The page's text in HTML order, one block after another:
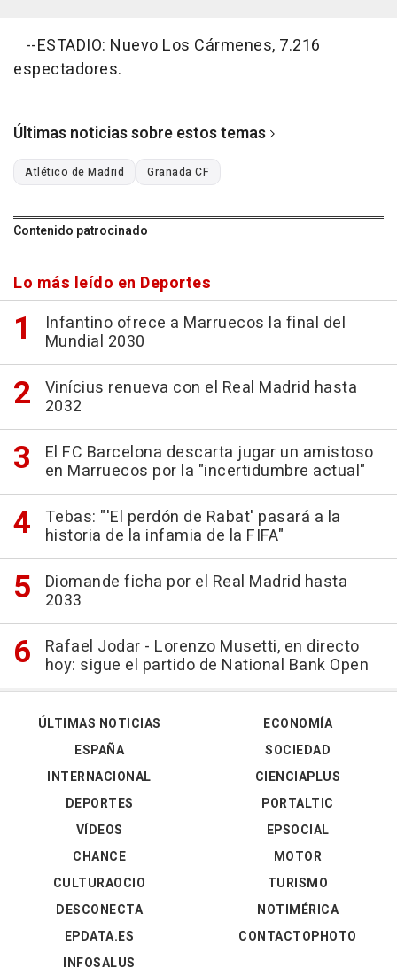
--ESTADIO: Nuevo Los Cármenes, 7.216
espectadores.
Últimas noticias sobre estos temas
Atlético de Madrid Granada CF
Contenido patrocinado
Lo más leído en Deportes
Infantino ofrece a Marruecos la final del
Mundial 2030
Vinícius renueva con el Real Madrid hasta
2032
El FC Barcelona descarta jugar un amistoso
en Marruecos por la "incertidumbre actual"
Tebas: "'El perdón de Rabat' pasará a la
historia de la infamia de la FIFA"
Diomande ficha por el Real Madrid hasta
2033
Rafael Jodar - Lorenzo Musetti, en directo
hoy: sigue el partido de National Bank Open
ÚLTIMAS NOTICIAS
ESPAÑA
INTERNACIONAL
DEPORTES
VÍDEOS
ECONOMÍA
SOCIEDAD
CIENCIAPLUS
PORTALTIC
EPSOCIAL
CHANCE
CULTURAOCIO
DESCONECTA
EPDATA.ES
INFOSALUS
MOTOR
TURISMO
NOTIMÉRICA
CONTACTOPHOTO